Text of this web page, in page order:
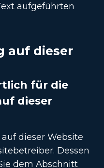
aufgeführten
auf dieser
für die
dieser
dieser Website
Dessen
dem Abschnitt